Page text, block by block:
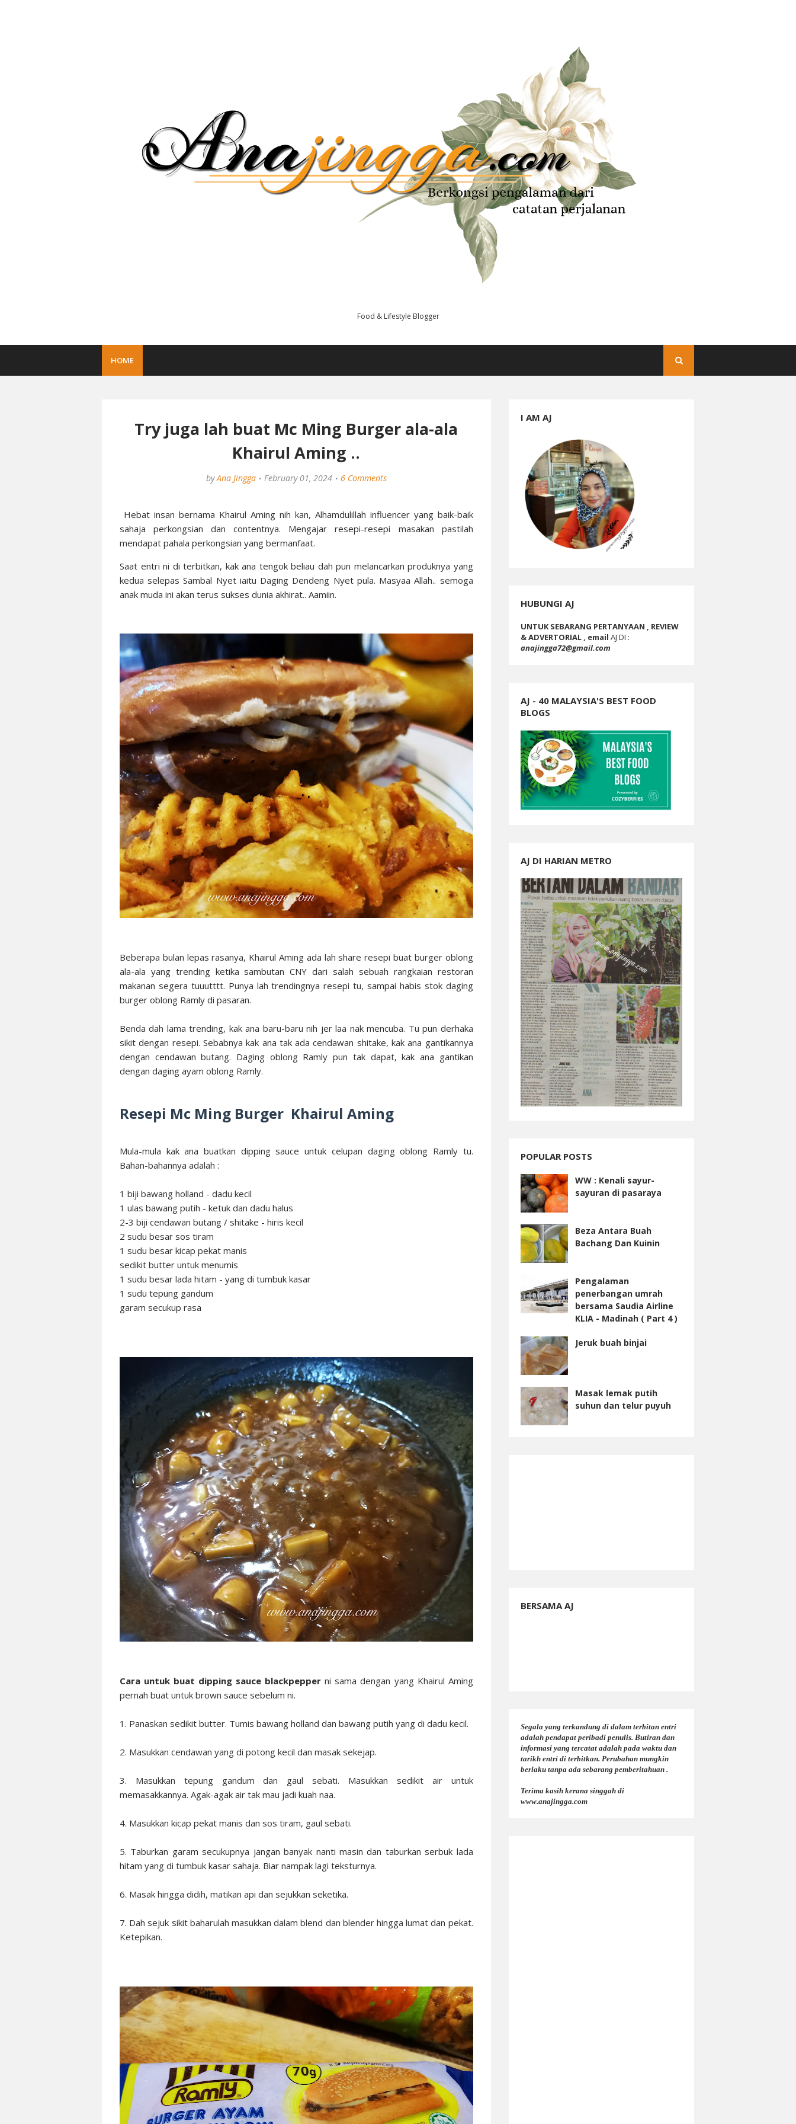
Food & Lifestyle Blogger
HOME
Try juga lah buat Mc Ming Burger ala-ala
Khairul Aming ..
by Ana Jingga February 01, 2024 6 Comments
Hebat insan bernama Khairul Aming nih kan, Alhamdulillah influencer yang baik-baik
sahaja perkongsian dan contentnya. Mengajar resepi-resepi masakan pastilah
mendapat pahala perkongsian yang bermanfaat.
Saat entri ni di terbitkan, kak ana tengok beliau dah pun melancarkan produknya yang
kedua selepas Sambal Nyet iaitu Daging Dendeng Nyet pula. Masyaa Allah.. semoga
anak muda ini akan terus sukses dunia akhirat.. Aamiin.
Beberapa bulan lepas rasanya, Khairul Aming ada lah share resepi buat burger oblong
ala-ala yang trending ketika sambutan CNY dari salah sebuah rangkaian restoran
makanan segera tuuutttt. Punya lah trendingnya resepi tu, sampai habis stok daging
burger oblong Ramly di pasaran.
Benda dah lama trending, kak ana baru-baru nih jer laa nak mencuba. Tu pun derhaka
sikit dengan resepi. Sebabnya kak ana tak ada cendawan shitake, kak ana gantikannya
dengan cendawan butang. Daging oblong Ramly pun tak dapat, kak ana gantikan
dengan daging ayam oblong Ramly.
Resepi Mc Ming Burger Khairul Aming
Mula-mula kak ana buatkan dipping sauce untuk celupan daging oblong Ramly tu.
Bahan-bahannya adalah :
1 biji bawang holland - dadu kecil
1 ulas bawang putih - ketuk dan dadu halus
2-3 biji cendawan butang / shitake - hiris kecil
2 sudu besar sos tiram
1 sudu besar kicap pekat manis
sedikit butter untuk menumis
1 sudu besar lada hitam - yang di tumbuk kasar
1 sudu tepung gandum
garam secukup rasa
Cara untuk buat dipping sauce blackpepperni sama dengan yang Khairul Aming
pernah buat untuk brown sauce sebelum ni.
1. Panaskan sedikit butter. Tumis bawang holland dan bawang putih yang di dadu kecil.
2. Masukkan cendawan yang di potong kecil dan masak sekejap.
3. Masukkan tepung gandum dan gaul sebati. Masukkan sedikit air untuk
memasakkannya. Agak-agak air tak mau jadi kuah naa.
4. Masukkan kicap pekat manis dan sos tiram, gaul sebati.
5. Taburkan garam secukupnya jangan banyak nanti masin dan taburkan serbuk lada
hitam yang di tumbuk kasar sahaja. Biar nampak lagi teksturnya.
6. Masak hingga didih, matikan api dan sejukkan seketika.
7. Dah sejuk sikit baharulah masukkan dalam blend dan blender hingga lumat dan pekat.
Ketepikan.
I AM AJ
HUBUNGI AJ
UNTUK SEBARANG PERTANYAAN , REVIEW
& ADVERTORIAL , email AJ DI :
anajingga72@gmail.com
AJ - 40 MALAYSIA'S BEST FOOD
BLOGS
AJ DI HARIAN METRO
POPULAR POSTS
WW : Kenali sayur-
sayuran di pasaraya
Beza Antara Buah
Bachang Dan Kuinin
Pengalaman
penerbangan umrah
bersama Saudia Airline
KLIA - Madinah ( Part 4 )
Jeruk buah binjai
Masak lemak putih
suhun dan telur puyuh
BERSAMA AJ
Segala yang terkandung di dalam terbitan entri
adalah pendapat peribadi penulis. Butiran dan
informasi yang tercatat adalah pada waktu dan
tarikh entri di terbitkan. Perubahan mungkin
berlaku tanpa ada sebarang pemberitahuan .
Terima kasih kerana singgah di
www.anajingga.com